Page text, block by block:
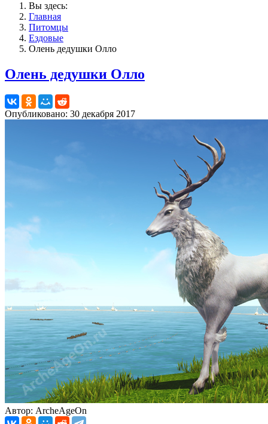
Вы здесь:
Главная
Питомцы
Ездовые
Олень дедушки Олло
Олень дедушки Олло
Опубликовано: 30 декабря 2017
Автор: ArcheAgeOn